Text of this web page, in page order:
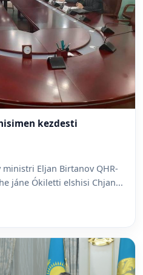
kezdesti
ministri Eljan Birtanov QHR-
jáne Ókiletti elshisi Chjan...